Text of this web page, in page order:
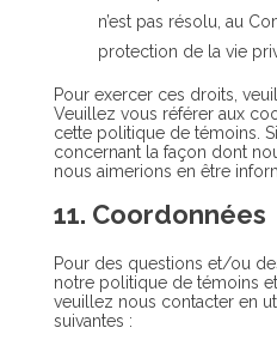
n’est pas résolu, au
protection de la vie
Pour exercer ces droits,
Veuillez vous référer aux
cette politique de témoins.
concernant la façon dont
nous aimerions en être
11. Coordonnées
Pour des questions et/ou
notre politique de témoins
veuillez nous contacter en
suivantes :